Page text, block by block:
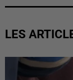
LES